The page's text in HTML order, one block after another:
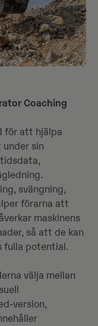
Coaching
för att hjälpa
sin
svängning,
förarna att
maskinens
så att de kan
fulla potential.
välja mellan
version,